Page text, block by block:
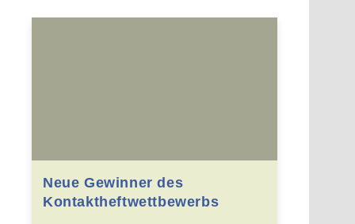
Neue Gewinner des
Kontaktheftwettbewerbs